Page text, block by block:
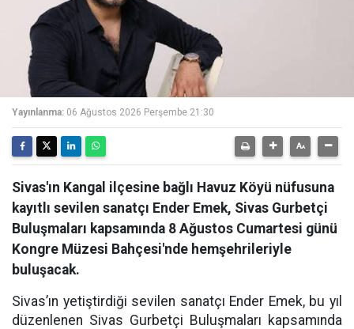
Yayınlanma: 06 Ağustos 2026 Perşembe 21:30
Sivas'ın Kangal ilçesine bağlı Havuz Köyü nüfusuna
kayıtlı sevilen sanatçı Ender Emek, Sivas Gurbetçi
Buluşmaları kapsamında 8 Ağustos Cumartesi günü
Kongre Müzesi Bahçesi'nde hemşehrileriyle
buluşacak.
Sivas’ın yetiştirdiği sevilen sanatçı Ender Emek, bu yıl
düzenlenen Sivas Gurbetçi Buluşmaları kapsamında